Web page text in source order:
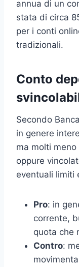
annua di un
stata di circa
per i conti
tradizionali.
Conto
Secondo
in genere
ma molti
oppure
eventuali limiti
Pro: in
corrente,
quota che
Contro: